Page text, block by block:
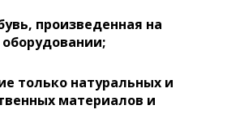
произведенная на
только натуральных и
материалов и